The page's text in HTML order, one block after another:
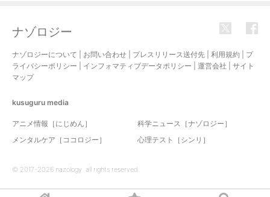
ナゾロジー
ナゾロジーについて お問い合わせ プレスリリース送付先 利用規約
プ
ライバシーポリシー
インフォマティブデータポリシー 運営会社
サイト
マップ
kusuguru media
アニメ情報［にじめん］
科学ニュース［ナゾロジー］
メンタルケア［ココロジー］
心理テスト［シンリ］
© 2017-2026 nazology. all rights reserved.